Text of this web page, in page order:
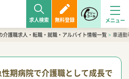
求人検索 無料登録
介護職求人・転職・就職・アルバイト情報一覧 > 車通
期病院で介護職として成長で